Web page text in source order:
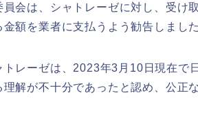
員会は、シャトレーゼに対し、受け
金額を業者に支払うよう勧告しまし
トレーゼは、2023年3月10日現在で
理解が不十分であったと認め、公正